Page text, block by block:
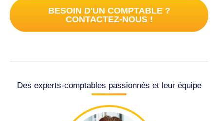
BESOIN D'UN COMPTABLE ?
CONTACTEZ-NOUS !
Des experts-comptables passionnés et leur équipe